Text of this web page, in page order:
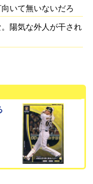
いて無いないだろ
陽気な外人が干され